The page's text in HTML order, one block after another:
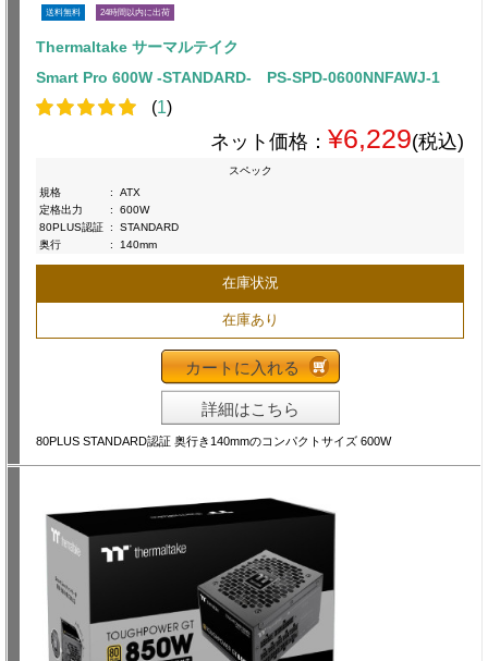
送料無料 24時間以内に出荷
Thermaltake サーマルテイク
Smart Pro 600W -STANDARD- PS-SPD-0600NNFAWJ-1
(1)
ネット価格： ¥6,229(税込)
スペック
規格
:
ATX
定格出力
:
600W
80PLUS認証 :
STANDARD
奥行
: 140mm
在庫状況
在庫あり
カートに入れる
詳細はこちら
80PLUS STANDARD認証 奥行き140mmのコンパクトサイズ 600W